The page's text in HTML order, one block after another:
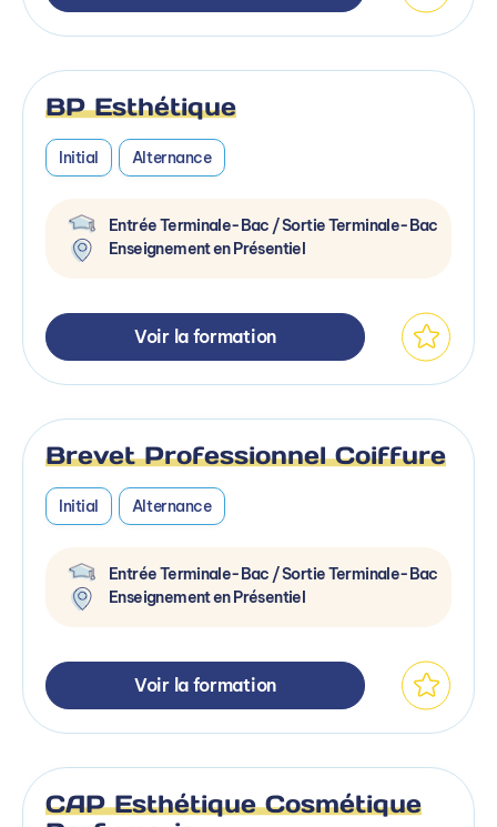
BP Esthétique
Initial Alternance
Entrée Terminale-Bac / Sortie Terminale-Bac
Enseignement en Présentiel
Voir la formation
Brevet Professionnel Coiffure
Initial Alternance
Entrée Terminale-Bac / Sortie Terminale-Bac
Enseignement en Présentiel
Voir la formation
CAP Esthétique Cosmétique